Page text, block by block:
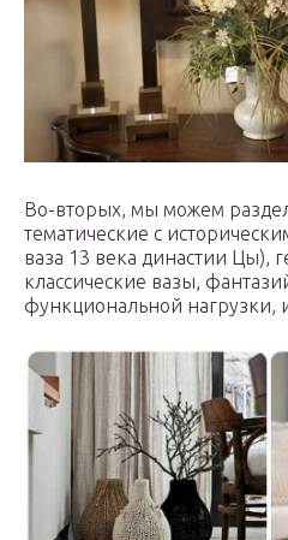
Во-вторых, мы можем
тематические с
ваза 13 века династии Цы),
классические вазы,
функциональной нагрузки,